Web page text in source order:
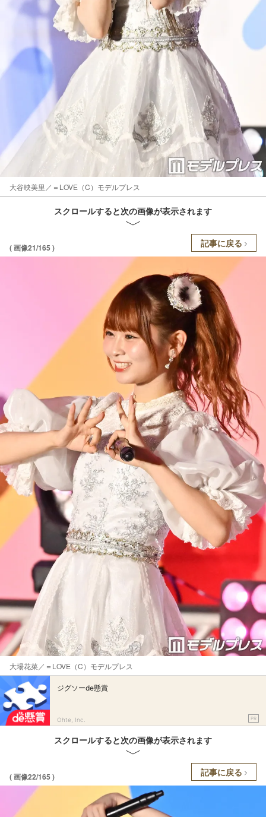
大谷映美里／＝LOVE（C）モデルプレス
スクロールすると次の画像が表示されます
( 画像21/165 ) 記事に戻る
大場花菜／＝LOVE（C）モデルプレス
ジグソーde懸賞
Ohte, Inc. PR
スクロールすると次の画像が表示されます
( 画像22/165 ) 記事に戻る